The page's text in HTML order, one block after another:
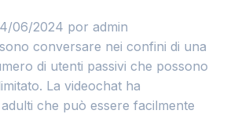
06/2024 por admin
conversare nei confini di una
di utenti passivi che possono
La videochat ha
che può essere facilmente